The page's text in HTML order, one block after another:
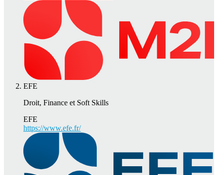
EFE
Droit, Finance et Soft Skills
EFE
https://www.efe.fr/